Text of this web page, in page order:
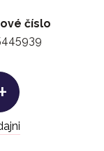
číslo